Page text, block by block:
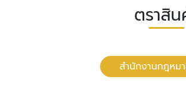
ตราสิน
สำนักงานกฎหม